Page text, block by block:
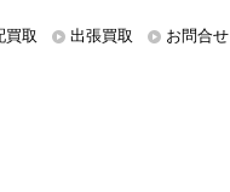
買取 出張買取 お問合せ